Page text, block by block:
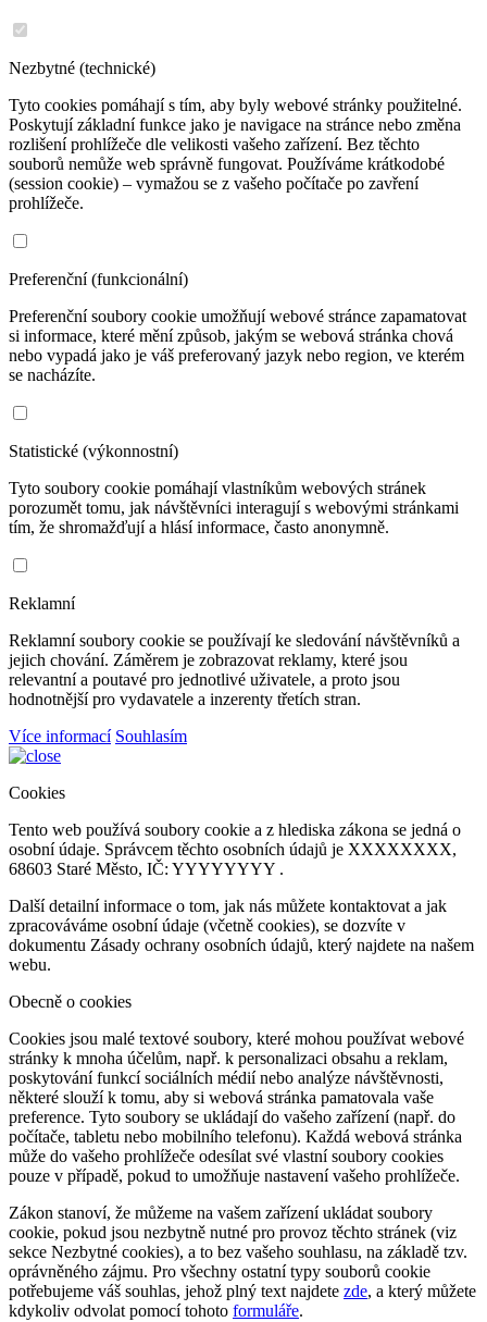
Nezbytné (technické)
Tyto cookies pomáhají s tím, aby byly webové stránky použitelné.
Poskytují základní funkce jako je navigace na stránce nebo změna
rozlišení prohlížeče dle velikosti vašeho zařízení. Bez těchto
souborů nemůže web správně fungovat. Používáme krátkodobé
(session cookie) – vymažou se z vašeho počítače po zavření
prohlížeče.
Preferenční (funkcionální)
Preferenční soubory cookie umožňují webové stránce zapamatovat
si informace, které mění způsob, jakým se webová stránka chová
nebo vypadá jako je váš preferovaný jazyk nebo region, ve kterém
se nacházíte.
Statistické (výkonnostní)
Tyto soubory cookie pomáhají vlastníkům webových stránek
porozumět tomu, jak návštěvníci interagují s webovými stránkami
tím, že shromažďují a hlásí informace, často anonymně.
Reklamní
Reklamní soubory cookie se používají ke sledování návštěvníků a
jejich chování. Záměrem je zobrazovat reklamy, které jsou
relevantní a poutavé pro jednotlivé uživatele, a proto jsou
hodnotnější pro vydavatele a inzerenty třetích stran.
Více informací Souhlasím
Cookies
Tento web používá soubory cookie a z hlediska zákona se jedná o
osobní údaje. Správcem těchto osobních údajů je XXXXXXXX,
68603 Staré Město, IČ: YYYYYYYY .
Další detailní informace o tom, jak nás můžete kontaktovat a jak
zpracováváme osobní údaje (včetně cookies), se dozvíte v
dokumentu Zásady ochrany osobních údajů, který najdete na našem
webu.
Obecně o cookies
Cookies jsou malé textové soubory, které mohou používat webové
stránky k mnoha účelům, např. k personalizaci obsahu a reklam,
poskytování funkcí sociálních médií nebo analýze návštěvnosti,
některé slouží k tomu, aby si webová stránka pamatovala vaše
preference. Tyto soubory se ukládají do vašeho zařízení (např. do
počítače, tabletu nebo mobilního telefonu). Každá webová stránka
může do vašeho prohlížeče odesílat své vlastní soubory cookies
pouze v případě, pokud to umožňuje nastavení vašeho prohlížeče.
Zákon stanoví, že můžeme na vašem zařízení ukládat soubory
cookie, pokud jsou nezbytně nutné pro provoz těchto stránek (viz
sekce Nezbytné cookies), a to bez vašeho souhlasu, na základě tzv.
oprávněného zájmu. Pro všechny ostatní typy souborů cookie
potřebujeme váš souhlas, jehož plný text najdete zde, a který můžete
kdykoliv odvolat pomocí tohoto formuláře.